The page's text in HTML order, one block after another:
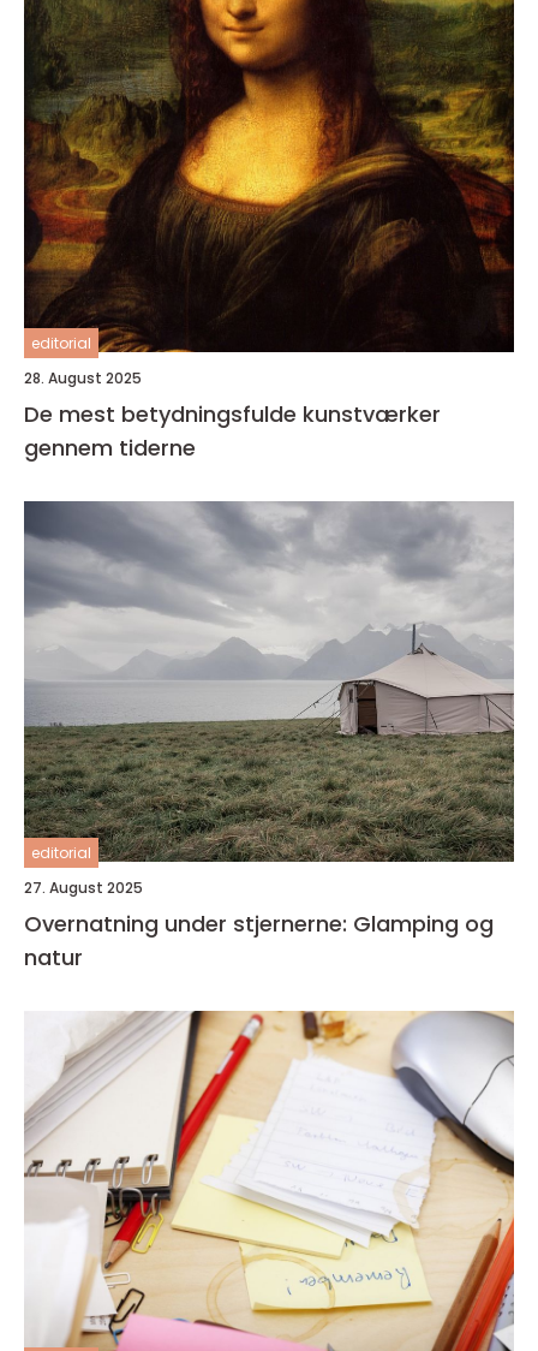
editorial
28. August 2025
De mest betydningsfulde kunstværker
gennem tiderne
editorial
27. August 2025
Overnatning under stjernerne: Glamping og
natur